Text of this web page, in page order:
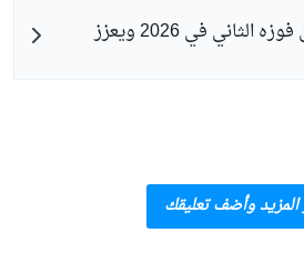
رالي اليابان: إيفانز يحقق فوزه الثاني في 2026 ويعزز
المزيد وأضف تعليقك